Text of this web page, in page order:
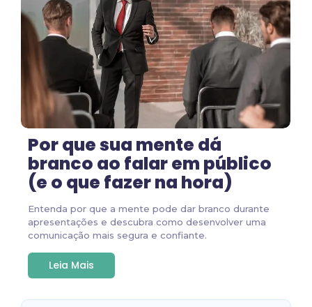
Por que sua mente dá
branco ao falar em público
(e o que fazer na hora)
Entenda por que a mente pode dar branco durante
apresentações e descubra como desenvolver uma
comunicação mais segura e confiante.
Leia Mais